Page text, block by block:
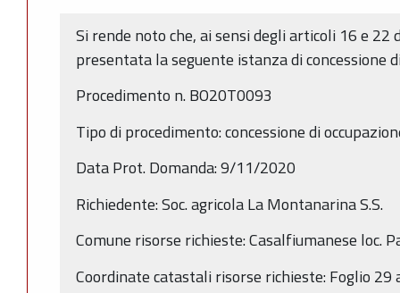
Si rende noto che, ai sensi degli articoli 16 e 22
presentata la seguente istanza di concessione
Procedimento n. BO20T0093
Tipo di procedimento: concessione di
Data Prot. Domanda: 9/11/2020
Richiedente: Soc. agricola La Montanarina S.S.
Comune risorse richieste: Casalfiumanese loc.
Coordinate catastali risorse richieste: Foglio